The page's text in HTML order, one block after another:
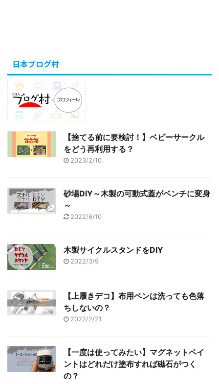
日本ブログ村
【捨てる前に要検討！】ベビーサークル
をどう再利用する？
2023/2/10
砂場DIY～木製の可動式蓋がベンチに変身
～
2022/6/10
木製サイクルスタンドをDIY
2022/3/9
【上履きデコ】布用ペンは洗っても色落
ちしないの？
2022/2/21
【一度は使ってみたい】マグネットペイ
ントはどれだけ塗布すれば磁石がつく
の？